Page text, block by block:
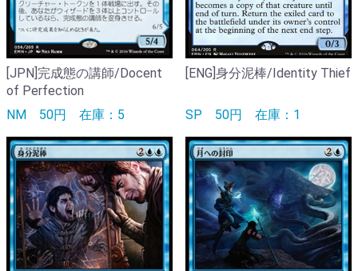
[JPN]完成態の講師/Docent
of Perfection
NM 50円 在庫：5
[ENG]身分泥棒/Identity Thief
SP 50円 在庫：1